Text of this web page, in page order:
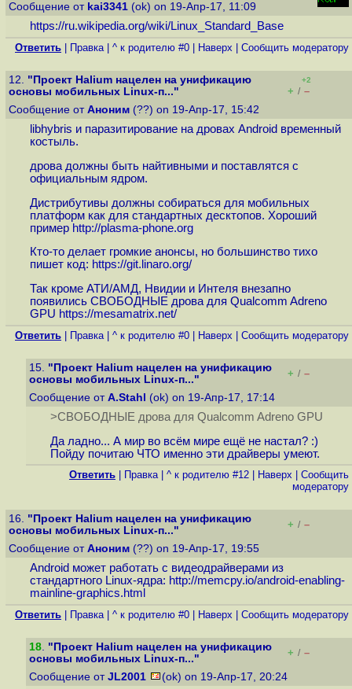
Сообщение от kai3341 (ok) on 19-Апр-17, 11:09
https://ru.wikipedia.org/wiki/Linux_Standard_Base
Ответить Правка| ^ к родителю #0 Наверх Cообщить модератору
12. "Проект Halium нацелен на унификацию
основы мобильных Linux-п..."
+2
+ / –
Сообщение от Аноним (??) on 19-Апр-17, 15:42
libhybris и паразитирование на дровах Android временный
костыль.
дрова должны быть найтивными и поставлятся с
официальным ядром.
Дистрибутивы должны собираться для мобильных
платформ как для стандартных десктопов. Хороший
пример http://plasma-phone.org
Кто-то делает громкие анонсы, но большинство тихо
пишет код: https://git.linaro.org/
Так кроме АТИ/АМД, Нвидии и Интеля внезапно
появились СВОБОДНЫЕ дрова для Qualcomm Adreno
GPU https://mesamatrix.net/
Ответить Правка| ^ к родителю #0 Наверх Cообщить модератору
15. "Проект Halium нацелен на унификацию
основы мобильных Linux-п..."
+ / –
Сообщение от A.Stahl (ok) on 19-Апр-17, 17:14
>СВОБОДНЫЕ дрова для Qualcomm Adreno GPU
Да ладно... А мир во всём мире ещё не настал? :)
Пойду почитаю ЧТО именно эти драйверы умеют.
Ответить Правка| ^ к родителю #12 Наверх
Cообщить
модератору
16. "Проект Halium нацелен на унификацию
основы мобильных Linux-п..."
+ / –
Сообщение от Аноним (??) on 19-Апр-17, 19:55
Android может работать с видеодрайверами из
стандартного Linux-ядра: http://memcpy.io/android-enabling-
mainline-graphics.html
Ответить Правка| ^ к родителю #0 Наверх Cообщить модератору
18. "Проект Halium нацелен на унификацию
основы мобильных Linux-п..."
+ / –
Сообщение от JL2001 (ok) on 19-Апр-17, 20:24